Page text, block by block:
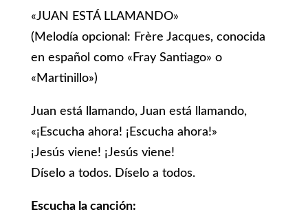
«JUAN ESTÁ LLAMANDO»
(Melodía opcional: Frère Jacques, conocida
en español como «Fray Santiago» o
«Martinillo»)
Juan está llamando, Juan está llamando,
«¡Escucha ahora! ¡Escucha ahora!»
¡Jesús viene! ¡Jesús viene!
Díselo a todos. Díselo a todos.
Escucha la canción: